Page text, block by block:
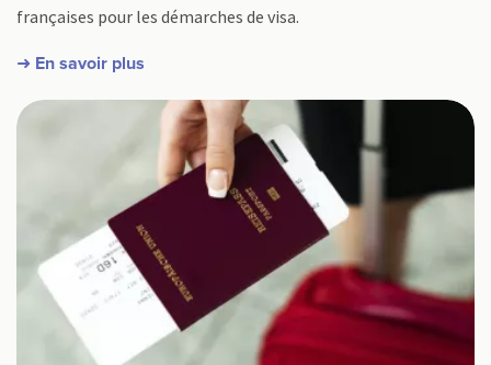
françaises pour les démarches de visa.
➜ En savoir plus